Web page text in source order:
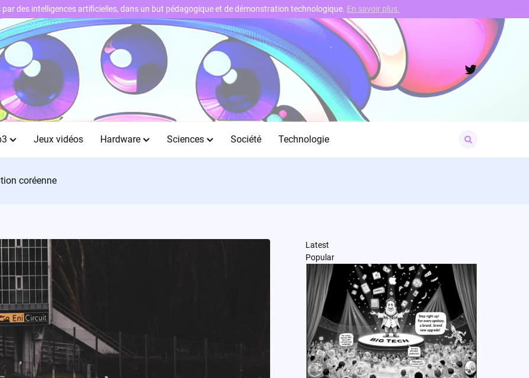
Twitter
Jeux vidéos Hardware Sciences Société Technologie
for:
coréenne
Latest
Popular
des intelligences artificielles, dans un but pédagogique et de démonstration technologique. En savoir plus.